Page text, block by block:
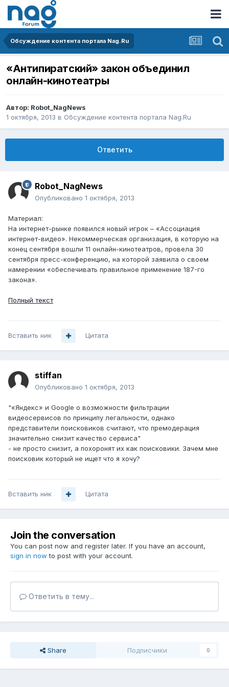
Обсуждение контента портала Nag.Ru
«Антипиратский» закон объединил
онлайн-кинотеатры
Автор: Robot_NagNews
1 октября, 2013 в Обсуждение контента портала Nag.Ru
Ответить
Robot_NagNews
Опубликовано 1 октября, 2013
Материал:
На интернет-рынке появился новый игрок – «Ассоциация
интернет-видео». Некоммерческая организация, в которую на
конец сентября вошли 11 онлайн-кинотеатров, провела 30
сентября пресс-конференцию, на которой заявила о своем
намерении «обеспечивать правильное применение 187-го
закона».
Полный текст
Вставить ник Цитата
stiffan
Опубликовано 1 октября, 2013
"«Яндекс» и Google о возможности фильтрации
видеосервисов по принципу легальности, однако
представители поисковиков считают, что премодерация
значительно снизит качество сервиса"
- не просто снизит, а похоронят их как поисковики. Зачем мне
поисковик который не ищет что я хочу?
Вставить ник Цитата
Join the conversation
You can post now and register later. If you have an account,
sign in now to post with your account.
Ответить в тему...
Share Подписчики 0